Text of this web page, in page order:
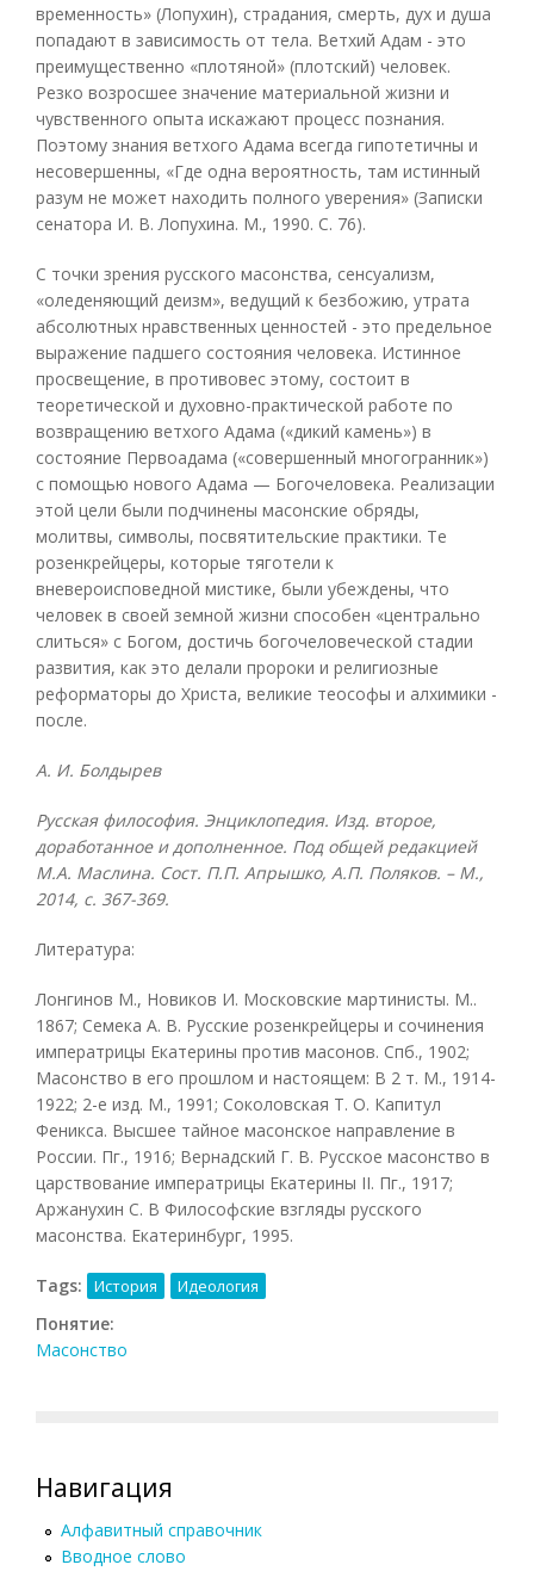
временность» (Лопухин), страдания, смерть, дух и душа
попадают в зависимость от тела. Ветхий Адам - это
преимущественно «плотяной» (плотский) человек.
Резко возросшее значение материальной жизни и
чувственного опыта искажают процесс познания.
Поэтому знания ветхого Адама всегда гипотетичны и
несовершенны, «Где одна вероятность, там истинный
разум не может находить полного уверения» (Записки
сенатора И. В. Лопухина. М., 1990. С. 76).
С точки зрения русского масонства, сенсуализм,
«оледеняющий деизм», ведущий к безбожию, утрата
абсолютных нравственных ценностей - это предельное
выражение падшего состояния человека. Истинное
просвещение, в противовес этому, состоит в
теоретической и духовно-практической работе по
возвращению ветхого Адама («дикий камень») в
состояние Первоадама («совершенный многогранник»)
с помощью нового Адама — Богочеловека. Реализации
этой цели были подчинены масонские обряды,
молитвы, символы, посвятительские практики. Те
розенкрейцеры, которые тяготели к
вневероисповедной мистике, были убеждены, что
человек в своей земной жизни способен «центрально
слиться» с Богом, достичь богочеловеческой стадии
развития, как это делали пророки и религиозные
реформаторы до Христа, великие теософы и алхимики -
после.
А. И. Болдырев
Русская философия. Энциклопедия. Изд. второе,
доработанное и дополненное. Под общей редакцией
М.А. Маслина. Сост. П.П. Апрышко, А.П. Поляков. – М.,
2014, с. 367-369.
Литература:
Лонгинов М., Новиков И. Московские мартинисты. М..
1867; Семека А. В. Русские розенкрейцеры и сочинения
императрицы Екатерины против масонов. Спб., 1902;
Масонство в его прошлом и настоящем: В 2 т. М., 1914-
1922; 2-е изд. М., 1991; Соколовская Т. О. Капитул
Феникса. Высшее тайное масонское направление в
России. Пг., 1916; Вернадский Г. В. Русское масонство в
царствование императрицы Екатерины II. Пг., 1917;
Аржанухин С. В Философские взгляды русского
масонства. Екатеринбург, 1995.
Tags: История Идеология
Понятие:
Масонство
Навигация
Алфавитный справочник
Вводное слово